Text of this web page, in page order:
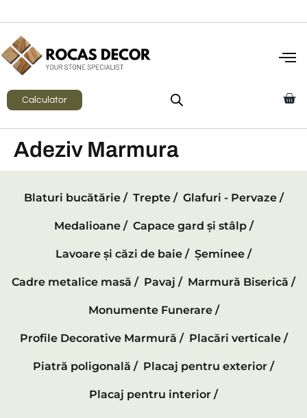
Calculator
Adeziv Marmura
Blaturi bucătărie / Trepte / Glafuri - Pervaze /
Medalioane / Capace gard și stâlp /
Lavoare și căzi de baie / Șeminee /
Cadre metalice masă / Pavaj / Marmură Biserică /
Monumente Funerare /
Profile Decorative Marmură / Placări verticale /
Piatră poligonală / Placaj pentru exterior /
Placaj pentru interior /